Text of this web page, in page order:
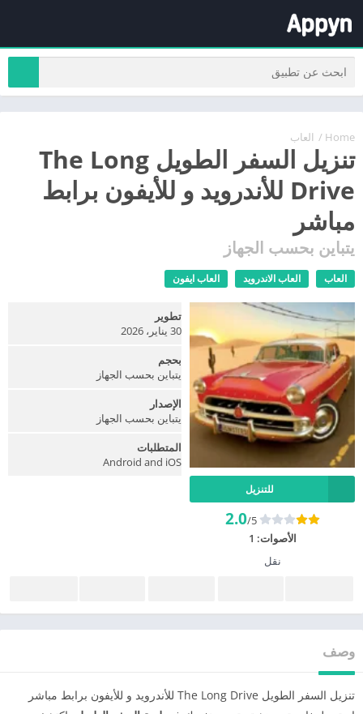
Home
/ العاب
تنزيل السفر الطويل The Long
Drive للأندرويد و للأيفون برابط
مباشر
يتباين بحسب الجهاز
العاب العاب الاندرويد العاب ايفون
للتنزيل
2.0/5
الأصوات: 1
نقل
تطوير
30 يناير، 2026
بحجم
يتباين بحسب الجهاز
الإصدار
يتباين بحسب الجهاز
المتطلبات
Android and iOS
وصف
تنزيل السفر الطويل The Long Drive للأندرويد و للأيفون برابط مباشر